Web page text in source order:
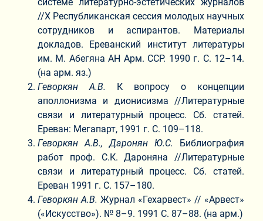
//X Республиканская сессия молодых научных
сотрудников и аспирантов. Материалы
докладов. Ереванский институт литературы
им. М. Абегяна АН Арм. ССР. 1990 г. С. 12–14.
(на арм. яз.)
Геворкян А.В.
К вопросу о концепции
аполлонизма и дионисизма //Литературные
связи и литературный процесс. Сб. статей.
Ереван: Мегапарт, 1991 г. С. 109–118.
Геворкян А.В., Даронян Ю.С.
Библиография
работ проф. С.К. Дароняна //Литературные
связи и литературный процесс. Сб. статей.
Ереван 1991 г. С. 157–180.
Геворкян А.В. Журнал «Гехарвест» // «Арвест»
(«Искусство»). № 8–9. 1991 С. 87–88. (на арм.)